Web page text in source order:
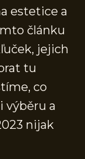
estetice a
článku
jejich
tu
co
výběru a
nijak